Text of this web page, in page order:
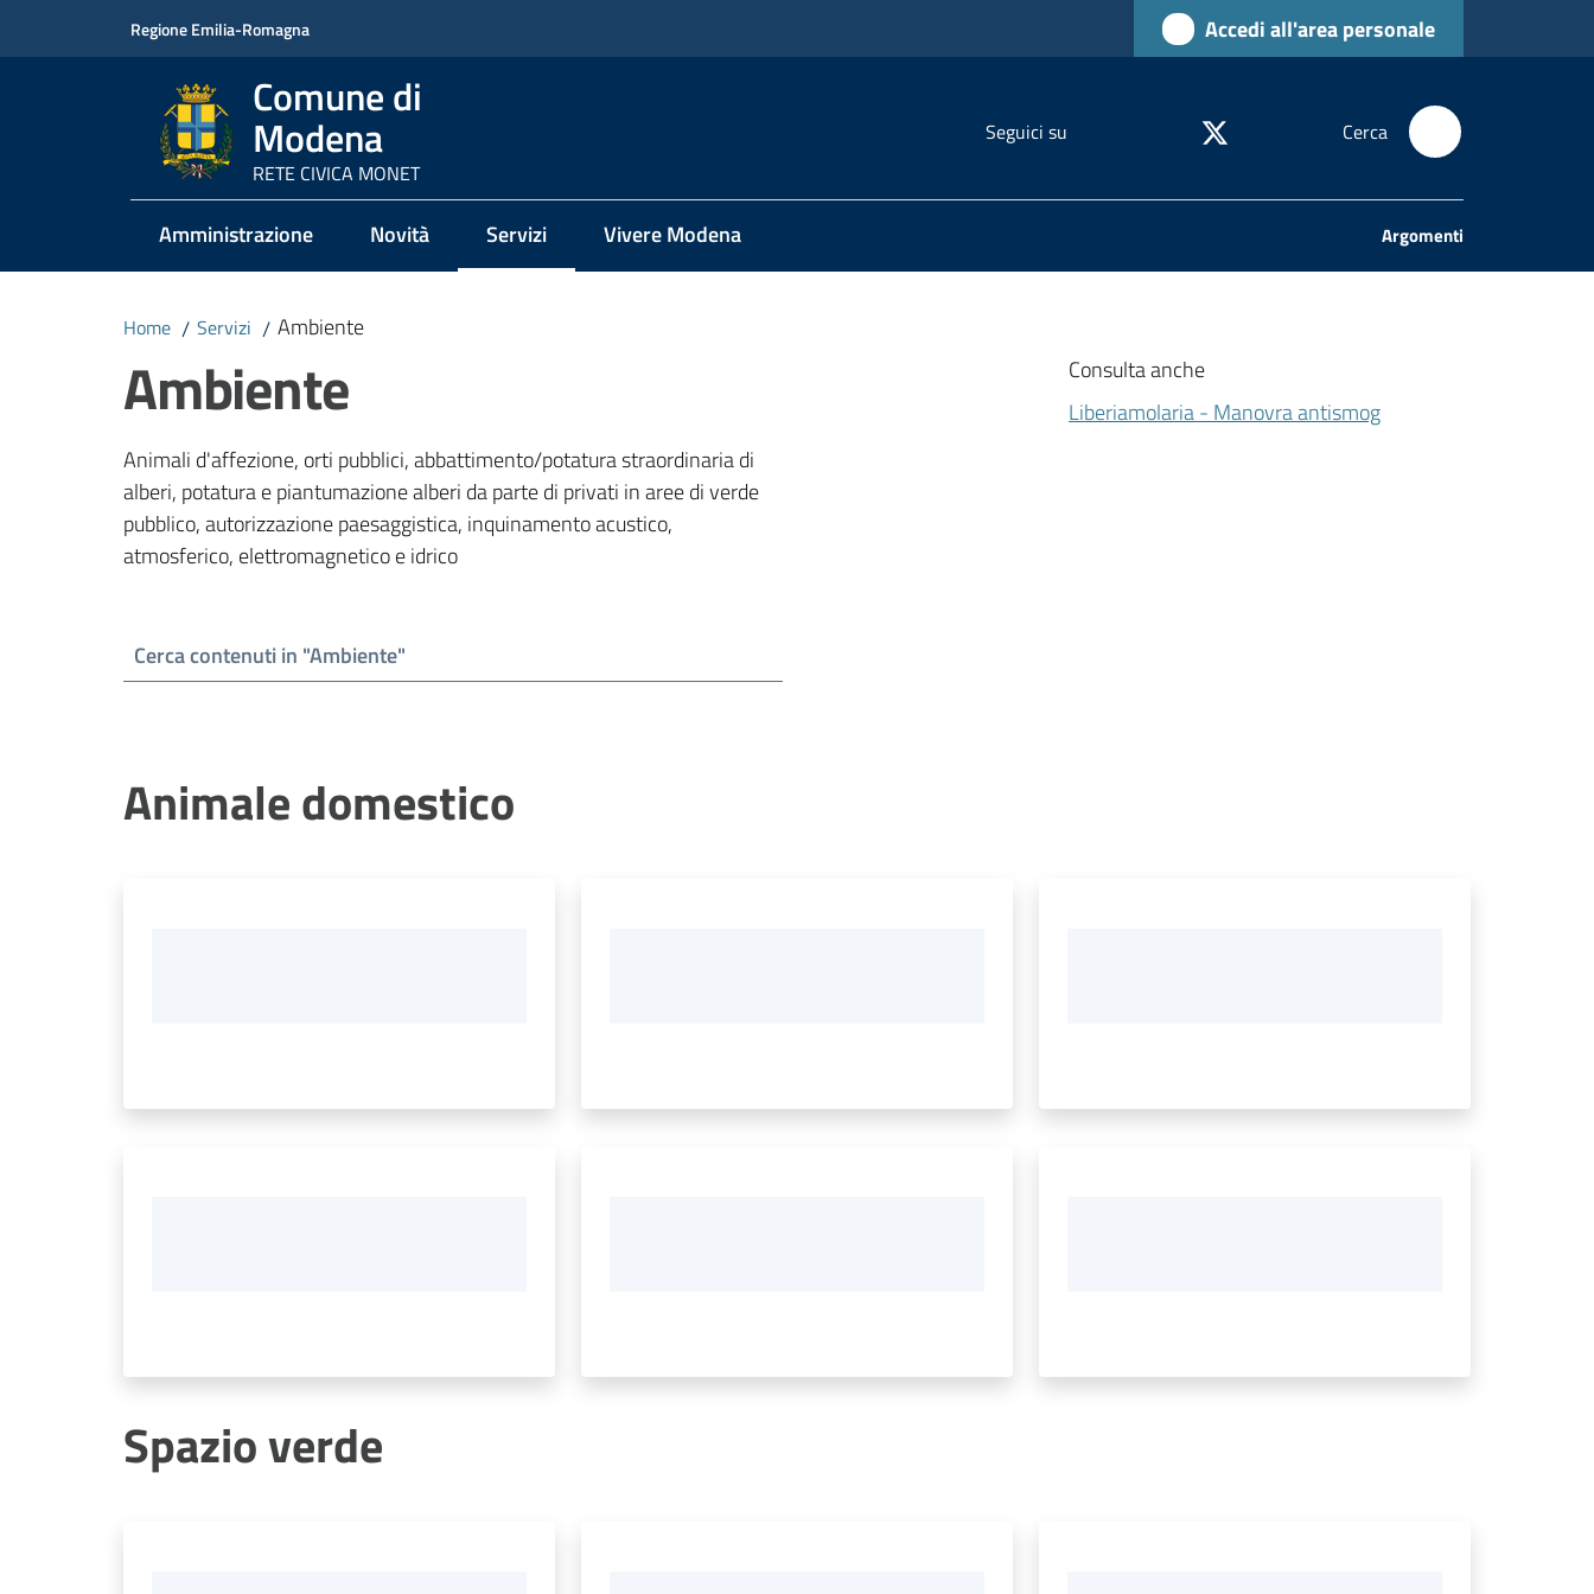
Regione Emilia-Romagna Accedi all'area personale
Comune di
Modena
RETE CIVICA MONET
Seguici su Cerca
Amministrazione Novità Servizi
Menu selezionatoVivere Modena Argomenti
Home / Servizi / Ambiente
Ambiente
Animali d'affezione, orti pubblici, abbattimento/potatura straordinaria di
alberi, potatura e piantumazione alberi da parte di privati in aree di verde
pubblico, autorizzazione paesaggistica, inquinamento acustico,
atmosferico, elettromagnetico e idrico
Consulta anche
Liberiamolaria - Manovra antismog
Animale domestico
Spazio verde